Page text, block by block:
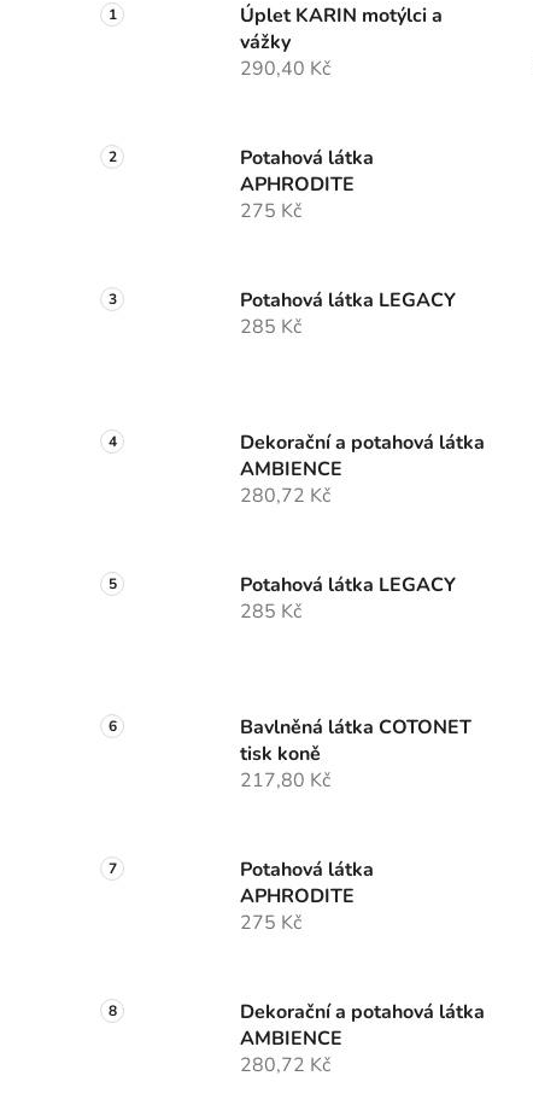
Úplet KARIN motýlci a
vážky
290,40 Kč
Potahová látka
APHRODITE
275 Kč
Potahová látka LEGACY
285 Kč
Dekorační a potahová látka
AMBIENCE
280,72 Kč
Potahová látka LEGACY
285 Kč
Bavlněná látka COTONET
tisk koně
217,80 Kč
Potahová látka
APHRODITE
275 Kč
Dekorační a potahová látka
AMBIENCE
280,72 Kč